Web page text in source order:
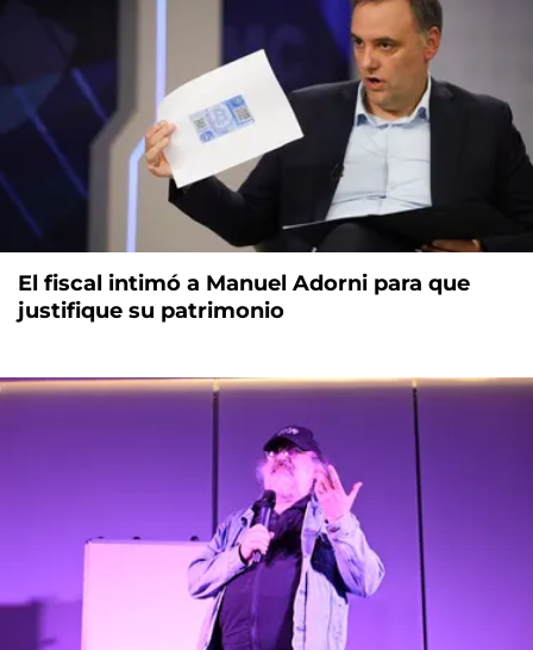
El fiscal intimó a Manuel Adorni para que
justifique su patrimonio